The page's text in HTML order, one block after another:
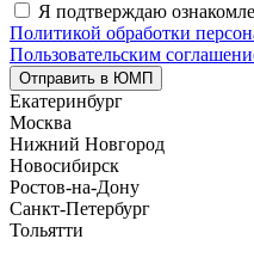
Я подтверждаю
Политикой обработки
Пользовательским
Отправить в ЮМП
Екатеринбург
Москва
Нижний Новгород
Новосибирск
Ростов-на-Дону
Санкт-Петербург
Тольятти